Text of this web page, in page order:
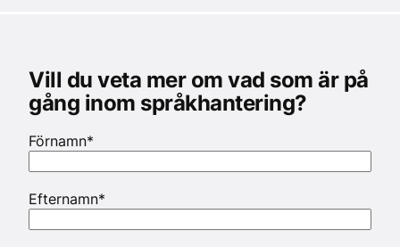
Vill du veta mer om vad som är på
gång inom språkhantering?
Förnamn*
Efternamn*